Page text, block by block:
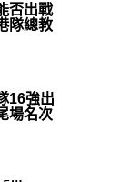
否出戰
隊總教
會用佢
16強出
場名次